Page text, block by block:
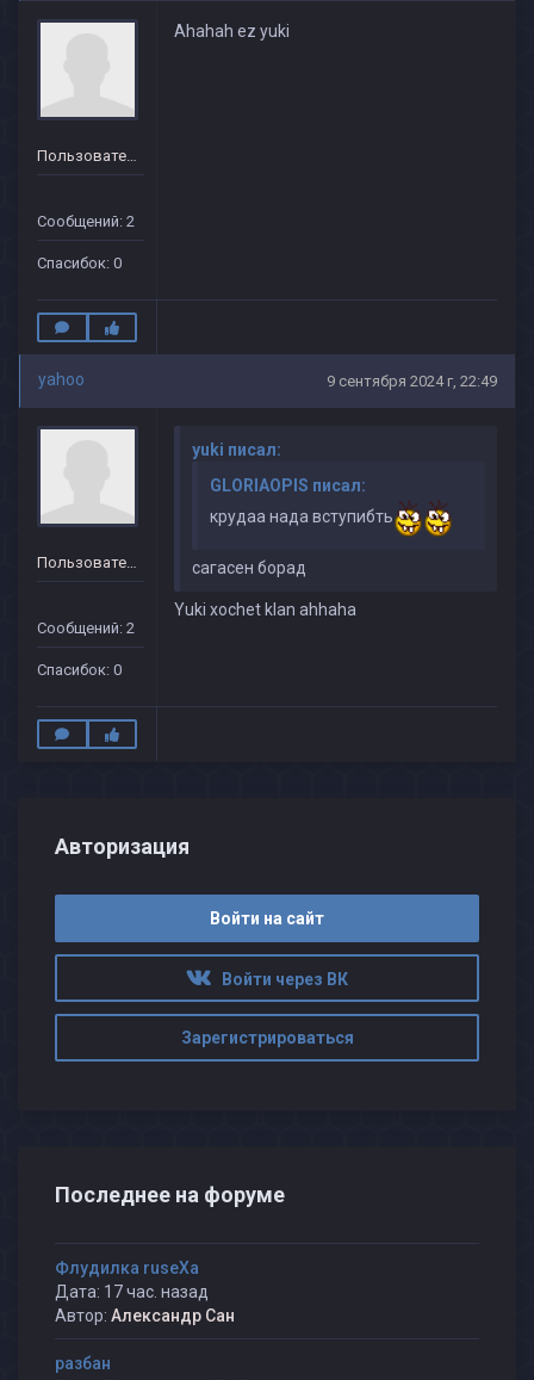
Пользователь
Сообщений: 2
Спасибок: 0
Ahahah ez yuki
yahoo 9 сентября 2024 г, 22:49
Пользователь
Сообщений: 2
Спасибок: 0
yuki писал:
GLORIAOPIS писал:
крудаа нада вступибть
сагасен борад
Yuki xochet klan ahhaha
Авторизация
Войти на сайт
Войти через ВК
Зарегистрироваться
Последнее на форуме
Флудилка ruseXа
Дата: 17 час. назад
Автор: Александр Сан
разбан